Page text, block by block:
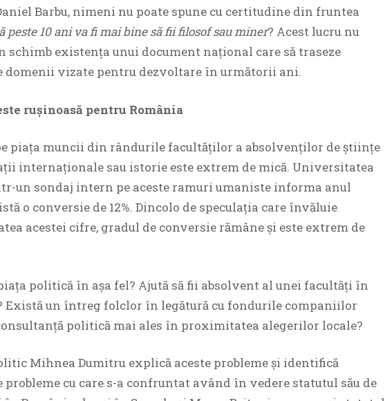
Barbu, nimeni nu poate spune cu certitudine din fruntea
peste 10 ani va fi mai bine să fii filosof sau miner? Acest lucru nu
schimb existenţa unui document naţional care să traseze
domenii vizate pentru dezvoltare în următorii ani.
ruşinoasă pentru România
piaţa muncii din rândurile facultăţilor a absolvenţilor de ştiinţe
internaţionale sau istorie este extrem de mică. Universitatea
un sondaj intern pe aceste ramuri umaniste informa anul
o conversie de 12%. Dincolo de speculaţia care învăluie
acestei cifre, gradul de conversie rămâne şi este extrem de
politică în aşa fel? Ajută să fii absolvent al unei facultăţi în
Există un întreg folclor în legătură cu fondurile companiilor
politică mai ales în proximitatea alegerilor locale?
Mihnea Dumitru explică aceste probleme şi identifică
cu care s-a confruntat având în vedere statutul său de